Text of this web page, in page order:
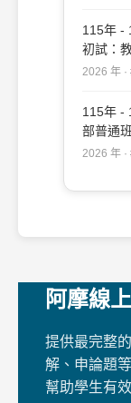
115年 -
初試：
2026 年
115年 -
部普通
2026 年
阿摩線
提供最完整
解、申論題
幫助學生有